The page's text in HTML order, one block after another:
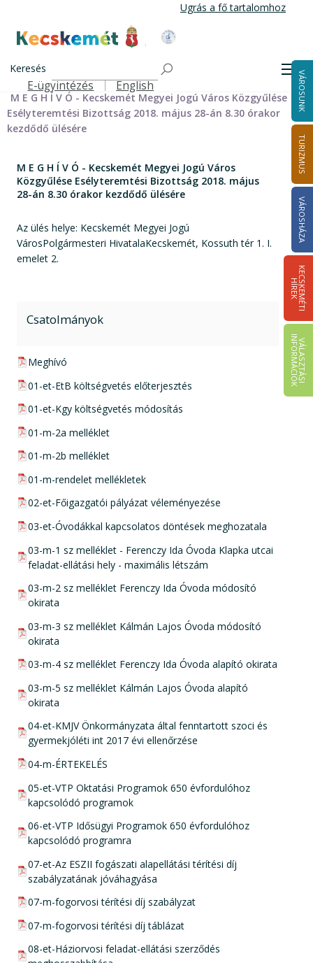
tartalomra
Ugrás a fő tartalomhoz
Kecskemét Város Honlapja
Keresés
Felső navigáció
E-ügyintézés English VÁROSUNK
TURIZMUS
VÁROSHÁZA
K
E
C
S
K
E
M
É
T
I
HÍ
R
E
K
V
Á
L
A
S
Z
T
Á
S
I
IN
F
O
R
M
Á
C
I
Ó
K
Önkormányzat
Bizottságok 2014-2024
Esélyteremtési Bizottság 2014-2024
Esélyteremtési Bizottság meghívói 2014-2019
M E G H Í V Ó - Kecskemét Megyei Jogú Város Közgyűlése
Esélyteremtési Bizottság 2018. május 28-án 8.30 órakor
kezdődő ülésére
M E G H Í V Ó - Kecskemét Megyei Jogú Város
Közgyűlése Esélyteremtési Bizottság 2018. május
28-án 8.30 órakor kezdődő ülésére
Az ülés helye: Kecskemét Megyei Jogú
VárosPolgármesteri HivatalaKecskemét, Kossuth tér 1. I.
emelet 2.
Csatolmányok
pdf csatolmány:
Meghívó
pdf csatolmány:
01-et-EtB költségvetés előterjesztés
pdf csatolmány:
01-et-Kgy költségvetés módosítás
pdf csatolmány:
01-m-2a melléklet
pdf csatolmány:
01-m-2b melléklet
pdf csatolmány:
01-m-rendelet mellékletek
pdf csatolmány:
02-et-Főigazgatói pályázat véleményezése
pdf csatolmány:
03-et-Óvodákkal kapcsolatos döntések meghozatala
pdf csatolmány:
03-m-1 sz melléklet - Ferenczy Ida Óvoda Klapka utcai
feladat-ellátási hely - maximális létszám
pdf csatolmány:
03-m-2 sz melléklet Ferenczy Ida Óvoda módosító
okirata
pdf csatolmány:
03-m-3 sz melléklet Kálmán Lajos Óvoda módosító
okirata
pdf csatolmány:
03-m-4 sz melléklet Ferenczy Ida Óvoda alapító okirata
pdf csatolmány:
03-m-5 sz melléklet Kálmán Lajos Óvoda alapító
okirata
pdf csatolmány:
04-et-KMJV Önkormányzata által fenntartott szoci és
gyermekjóléti int 2017 évi ellenőrzése
pdf csatolmány:
04-m-ÉRTEKELÉS
pdf csatolmány:
05-et-VTP Oktatási Programok 650 évfordulóhoz
kapcsolódó programok
pdf csatolmány:
06-et-VTP Idősügyi Programok 650 évfordulóhoz
kapcsolódó programra
pdf csatolmány:
07-et-Az ESZII fogászati alapellátási térítési díj
szabályzatának jóváhagyása
pdf csatolmány:
07-m-fogorvosi térítési díj szabályzat
pdf csatolmány:
07-m-fogorvosi térítési díj táblázat
pdf csatolmány:
08-et-Háziorvosi feladat-ellátási szerződés